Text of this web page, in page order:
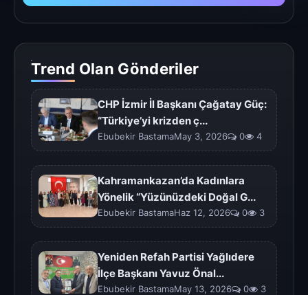
Trend Olan Gönderiler
CHP İzmir İl Başkanı Çağatay Güç:
“Türkiye’yi krizden ç...
Ebubekir BastamaMay 3, 2026 0 4
Kahramankazan’da Kadınlara
Yönelik “Yüzünüzdeki Doğal G...
Ebubekir BastamaHaz 12, 2026 0 3
Yeniden Refah Partisi Yağlıdere
İlçe Başkanı Yavuz Önal...
Ebubekir BastamaMay 13, 2026 0 3